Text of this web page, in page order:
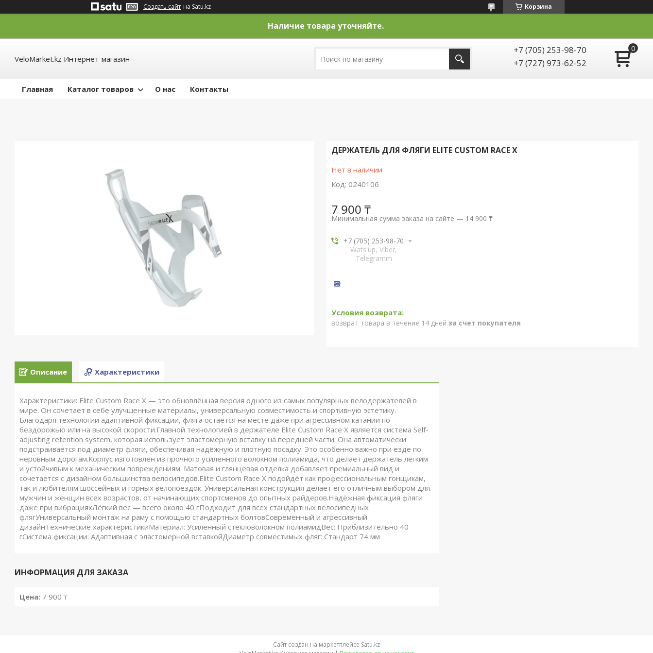
Создать сайт на Satu.kz Корзина
Наличие товара уточняйте.
VeloMarket.kz Интернет-магазин
+7 (705) 253-98-70
+7 (727) 973-62-52
Главная Каталог товаров О нас Контакты
ДЕРЖАТЕЛЬ ДЛЯ ФЛЯГИ ELITE CUSTOM RACE X
Нет в наличии
Код: 0240106
7 900 ₸
Минимальная сумма заказа на сайте — 14 900 ₸
+7 (705) 253-98-70
Wats'up, Viber,
Telegramm
возврат товара в течение 14 дней за счет покупателя
Описание Характеристики
Характеристики: Elite Custom Race X — это обновлённая версия одного из самых популярных велодержателей в
мире. Он сочетает в себе улучшенные материалы, универсальную совместимость и спортивную эстетику.
Благодаря технологии адаптивной фиксации, фляга остаётся на месте даже при агрессивном катании по
бездорожью или на высокой скорости.Главной технологией в держателе Elite Custom Race X является система Self-
adjusting retention system, которая использует эластомерную вставку на передней части. Она автоматически
подстраивается под диаметр фляги, обеспечивая надёжную и плотную посадку. Это особенно важно при езде по
неровным дорогам.Корпус изготовлен из прочного усиленного волокном полиамида, что делает держатель лёгким
и устойчивым к механическим повреждениям. Матовая и глянцевая отделка добавляет премиальный вид и
сочетается с дизайном большинства велосипедов.Elite Custom Race X подойдёт как профессиональным гонщикам,
так и любителям шоссейных и горных велопоездок. Универсальная конструкция делает его отличным выбором для
мужчин и женщин всех возрастов, от начинающих спортсменов до опытных райдеров.Надёжная фиксация фляги
даже при вибрацияхЛёгкий вес — всего около 40 гПодходит для всех стандартных велосипедных
флягУниверсальный монтаж на раму с помощью стандартных болтовСовременный и агрессивный
дизайнТехнические характеристикиМатериал: Усиленный стекловолокном полиамидВес: Приблизительно 40
гСистема фиксации: Адаптивная с эластомерной вставкойДиаметр совместимых фляг: Стандарт 74 мм
ИНФОРМАЦИЯ ДЛЯ ЗАКАЗА
Цена: 7 900 ₸
Сайт создан на маркетплейсе Satu.kz